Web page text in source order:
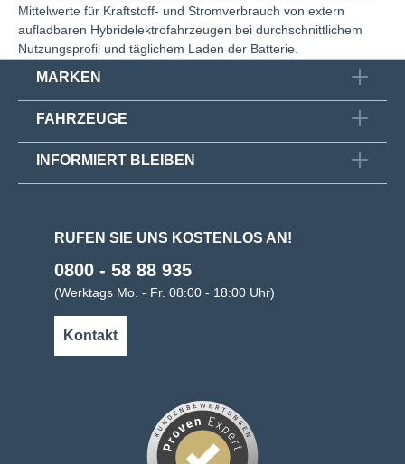
Mittelwerte für Kraftstoff- und Stromverbrauch von extern
aufladbaren Hybridelektrofahrzeugen bei durchschnittlichem
Nutzungsprofil und täglichem Laden der Batterie.
MARKEN
FAHRZEUGE
INFORMIERT BLEIBEN
RUFEN SIE UNS KOSTENLOS AN!
0800 - 58 88 935
(Werktags Mo. - Fr. 08:00 - 18:00 Uhr)
Kontakt